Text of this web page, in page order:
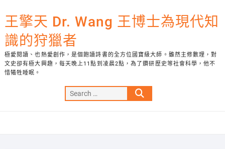
to
content
王擎天 Dr. Wang 王博士為現代知
識的狩獵者
極愛閱讀、也熱愛創作，是個飽讀詩書的全方位國寶級大師。雖然主修數理，對
文史卻有極大興趣，每天晚上11點到凌晨2點，為了鑽研歷史等社會科學，他不
惜犧牲睡眠。
Search
…